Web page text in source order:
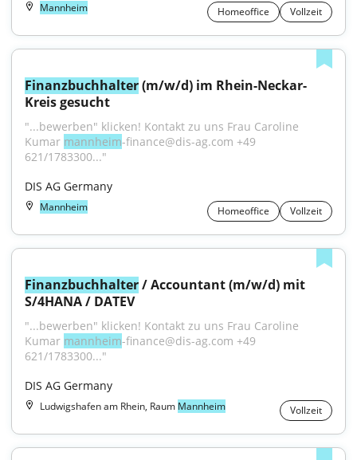
Mannheim Homeoffice Vollzeit
Finanzbuchhalter (m/w/d) im Rhein-Neckar-
Kreis gesucht
"...bewerben" klicken! Kontakt zu uns Frau Caroline
Kumar mannheim-finance@dis-ag.com +49
621/1783300..."
DIS AG Germany
Mannheim Homeoffice Vollzeit
Finanzbuchhalter / Accountant (m/w/d) mit
S/4HANA / DATEV
"...bewerben" klicken! Kontakt zu uns Frau Caroline
Kumar mannheim-finance@dis-ag.com +49
621/1783300..."
DIS AG Germany
Ludwigshafen am Rhein, Raum Mannheim Vollzeit